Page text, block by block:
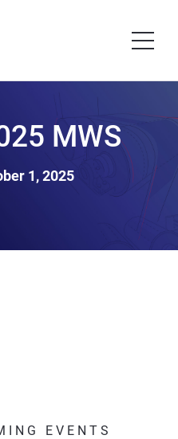
MWS
1, 2025
EVENTS